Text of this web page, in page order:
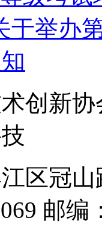
于举办
术创新
区冠山
邮编